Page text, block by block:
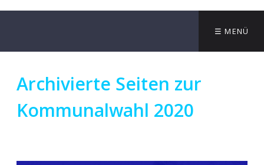
☰ MENÜ
Archivierte Seiten zur
Kommunalwahl 2020